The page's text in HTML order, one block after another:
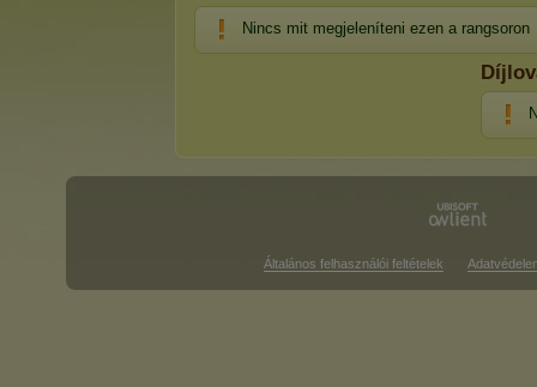
Nincs mit megjeleníteni ezen a rangsoron
Általános felhasználói feltételek